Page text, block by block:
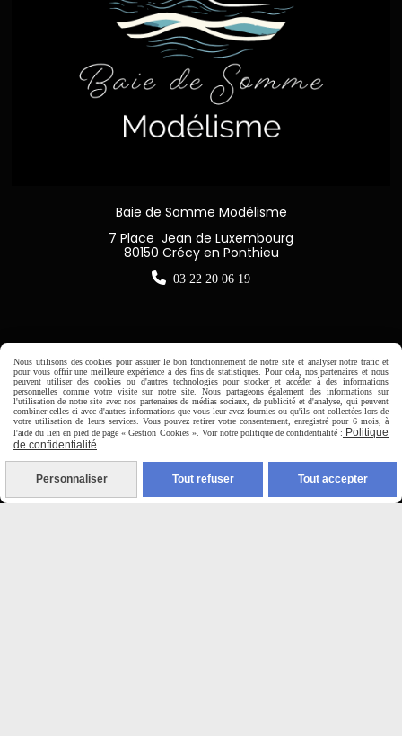
Baie de Somme Modélisme
7 Place Jean de Luxembourg
80150 Crécy en Ponthieu
 03 22 20 06 19
Horaire d'ouverture:
Du Mardi au Samedi de
9H00 - 12H30 / 14H00-18H30

Paiement sécurisé
Nous utilisons des cookies pour assurer le bon fonctionnement de notre site et analyser notre trafic et
pour vous offrir une meilleure expérience à des fins de statistiques. Pour cela, nos partenaires et nous
peuvent utiliser des cookies ou d'autres technologies pour stocker et accéder à des informations
personnelles comme votre visite sur notre site. Nous partageons également des informations sur
l'utilisation de notre site avec nos partenaires de médias sociaux, de publicité et d'analyse, qui peuvent
combiner celles-ci avec d'autres informations que vous leur avez fournies ou qu'ils ont collectées lors de
votre utilisation de leurs services. Vous pouvez retirer votre consentement, enregistré pour 6 mois, à
l'aide du lien en pied de page « Gestion Cookies ». Voir notre politique de confidentialité : Politique
de confidentialité
Personnaliser Tout refuser Tout accepter